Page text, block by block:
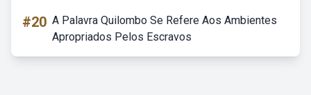
#20 A Palavra Quilombo Se Refere Aos Ambientes
Apropriados Pelos Escravos